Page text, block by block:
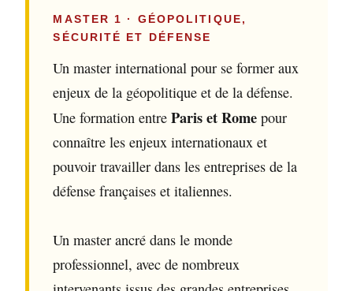
MASTER 1 · GÉOPOLITIQUE,
SÉCURITÉ ET DÉFENSE
Un master international pour se former aux
enjeux de la géopolitique et de la défense.
Une formation entreParis et Rome pour
connaître les enjeux internationaux et
pouvoir travailler dans les entreprises de la
défense françaises et italiennes.
Un master ancré dans le monde
professionnel, avec de nombreux